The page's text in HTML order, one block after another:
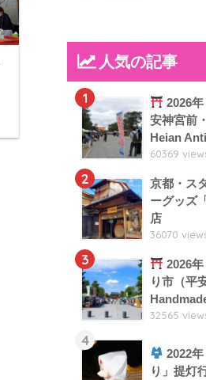
人気の記事
1
2026
安神宮前
Heian
60369
2
京都・ス
ーグッズ
店
36070
3
2026
り市（平
32565
4
2022
り」提灯